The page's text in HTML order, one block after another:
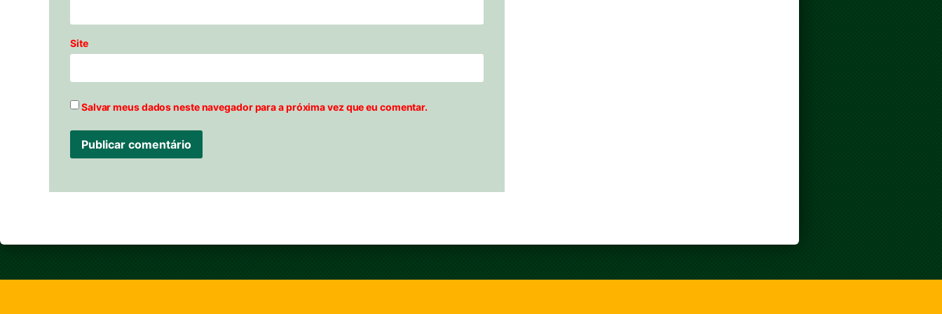
Site
Salvar meus dados neste navegador para a próxima vez que eu comentar.